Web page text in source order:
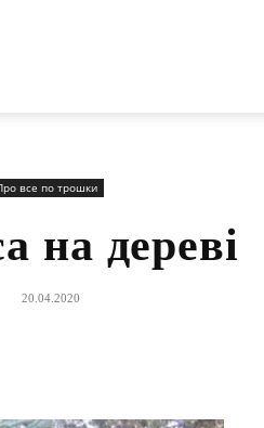
все по трошки
на дереві
20.04.2020